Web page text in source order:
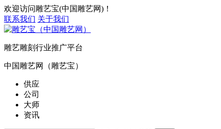
欢迎访问雕艺宝(中国雕艺网)！
联系我们 关于我们
雕艺雕刻行业推广平台
中国雕艺网（雕艺宝）
供应
公司
大师
资讯